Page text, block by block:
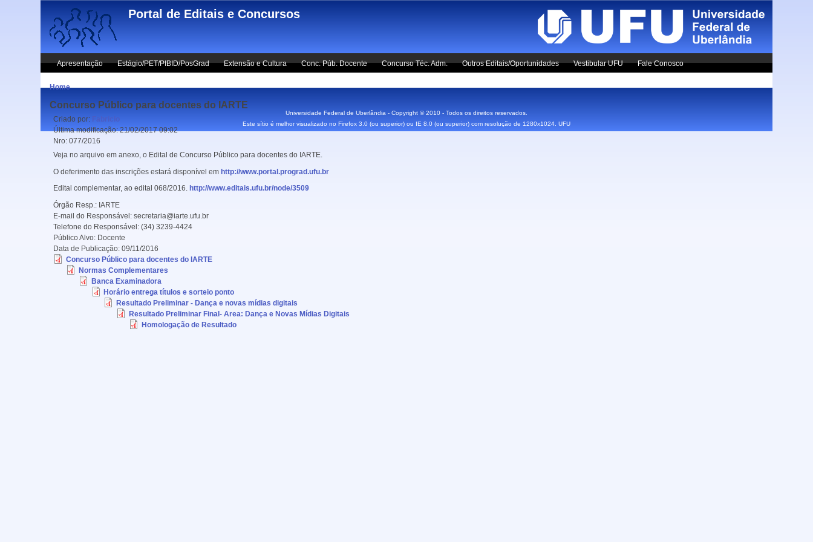
Skip to main content
Portal de Editais e Concursos
Apresentação Estágio/PET/PIBID/PosGrad Extensão e Cultura Conc. Púb. Docente Concurso Téc. Adm. Outros Editais/Oportunidades Vestibular UFU Fale Conosco
Home
Concurso Público para docentes do IARTE
Criado por: Fabricio
Última modificação:21/02/2017 09:02
Nro:077/2016
Veja no arquivo em anexo, o Edital de Concurso Público para docentes do IARTE.
O deferimento das inscrições estará disponível emhttp://www.portal.prograd.ufu.br
Edital complementar, ao edital 068/2016. http://www.editais.ufu.br/node/3509
Órgão Resp.: IARTE
E-mail do Responsável:secretaria@iarte.ufu.br
Telefone do Responsável:(34) 3239-4424
Público Alvo: Docente
Data de Publicação:09/11/2016
Concurso Público para docentes do IARTE
Normas Complementares
Banca Examinadora
Horário entrega títulos e sorteio ponto
Resultado Preliminar - Dança e novas mídias digitais
Resultado Preliminar Final- Area: Dança e Novas Mídias Digitais
Homologação de Resultado
Universidade Federal de Uberlândia - Copyright © 2010 - Todos os direitos reservados.
Este sítio é melhor visualizado no Firefox 3.0 (ou superior) ou IE 8.0 (ou superior) com resolução de 1280x1024. UFU